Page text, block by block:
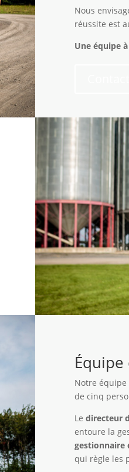
Nous
réussite est
Une équipe
Notre équipe
de cinq
Le directeur
entoure la
gestionnaire
qui règle les